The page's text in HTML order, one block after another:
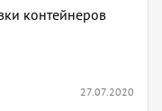
контейнеров
27.07.2020